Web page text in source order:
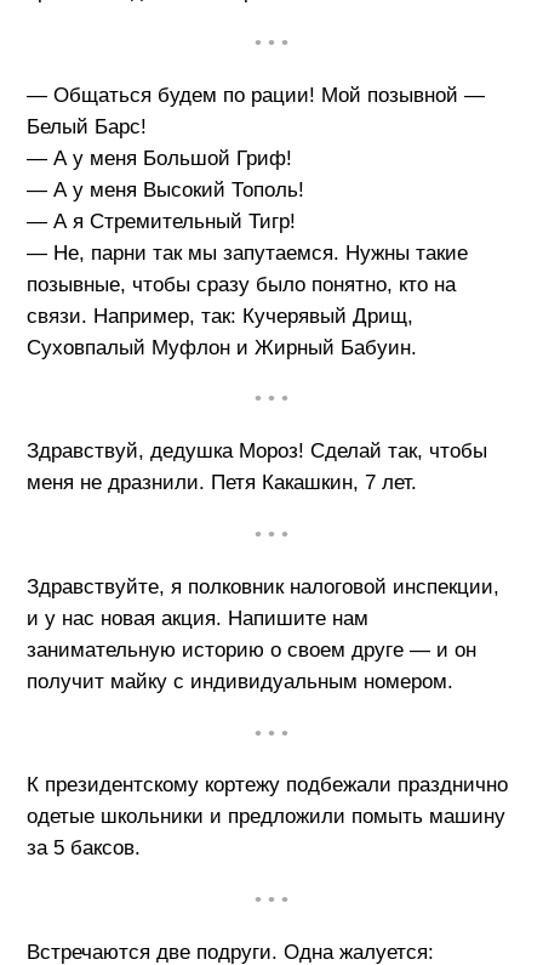
• • •
— Общаться будем по рации! Мой позывной —
Белый Барс!
— А у меня Большой Гриф!
— А у меня Высокий Тополь!
— А я Стремительный Тигр!
— Не, парни так мы запутаемся. Нужны такие
позывные, чтобы сразу было понятно, кто на
связи. Например, так: Кучерявый Дрищ,
Суховпалый Муфлон и Жирный Бабуин.
• • •
Здравствуй, дедушка Мороз! Сделай так, чтобы
меня не дразнили. Петя Какашкин, 7 лет.
• • •
Здравствуйте, я полковник налоговой инспекции,
и у нас новая акция. Напишите нам
занимательную историю о своем друге — и он
получит майку с индивидуальным номером.
• • •
К президентскому кортежу подбежали празднично
одетые школьники и предложили помыть машину
за 5 баксов.
• • •
Встречаются две подруги. Одна жалуется: